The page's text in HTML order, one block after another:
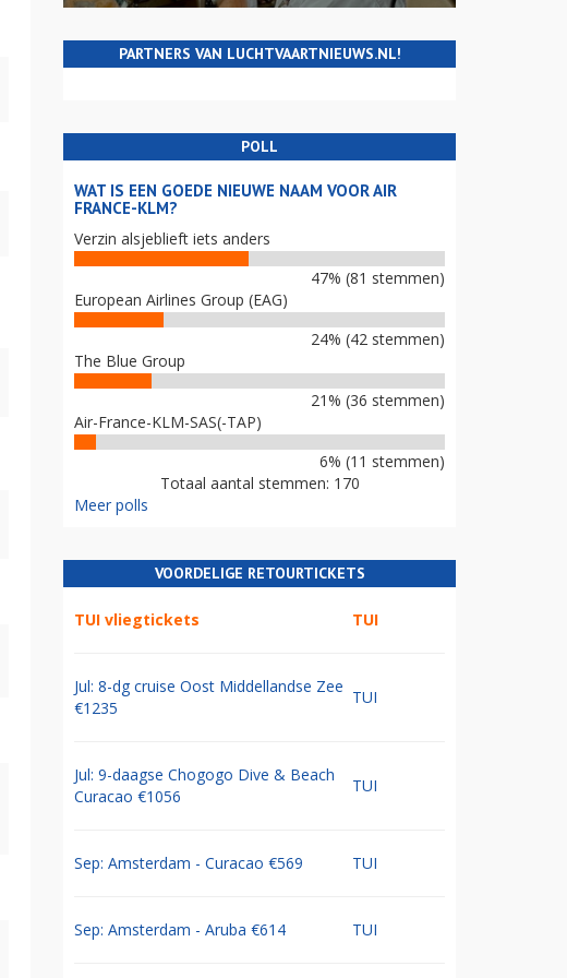
PARTNERS VAN LUCHTVAARTNIEUWS.NL!
POLL
WAT IS EEN GOEDE NIEUWE NAAM VOOR AIR
FRANCE-KLM?
Verzin alsjeblieft iets anders
47% (81 stemmen)
European Airlines Group (EAG)
24% (42 stemmen)
The Blue Group
21% (36 stemmen)
Air-France-KLM-SAS(-TAP)
6% (11 stemmen)
Totaal aantal stemmen: 170
Meer polls
VOORDELIGE RETOURTICKETS
TUI vliegtickets TUI
Jul: 8-dg cruise Oost Middellandse Zee
€1235
TUI
Jul: 9-daagse Chogogo Dive & Beach
Curacao €1056
TUI
Sep: Amsterdam - Curacao €569 TUI
Sep: Amsterdam - Aruba €614 TUI